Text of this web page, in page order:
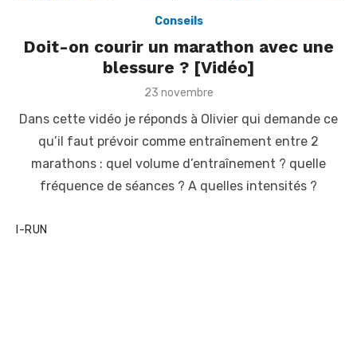
Conseils
Doit-on courir un marathon avec une
blessure ? [Vidéo]
P
s
e
d
n
23 novembre
Dans cette vidéo je réponds à Olivier qui demande ce
qu’il faut prévoir comme entraînement entre 2
marathons : quel volume d’entraînement ? quelle
fréquence de séances ? A quelles intensités ?
I-RUN